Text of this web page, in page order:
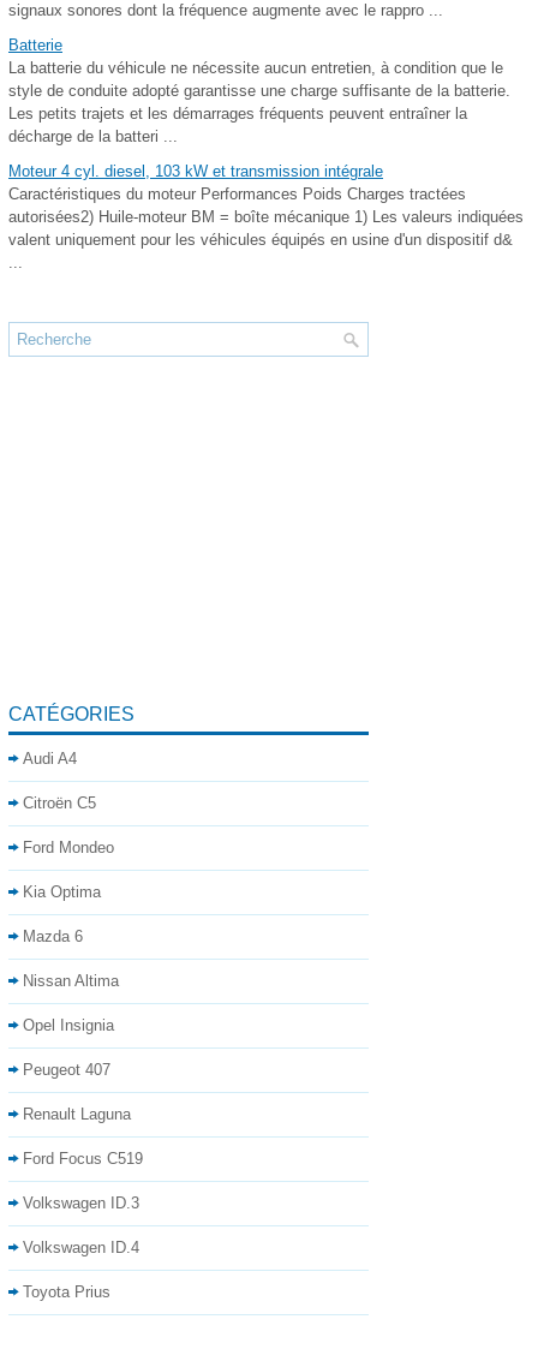
signaux sonores dont la fréquence augmente avec le rappro ...
Batterie
La batterie du véhicule ne nécessite aucun entretien, à condition que le
style de conduite adopté garantisse une charge suffisante de la batterie.
Les petits trajets et les démarrages fréquents peuvent entraîner la
décharge de la batteri ...
Moteur 4 cyl. diesel, 103 kW et transmission intégrale
Caractéristiques du moteur Performances Poids Charges tractées
autorisées2) Huile-moteur BM = boîte mécanique 1) Les valeurs indiquées
valent uniquement pour les véhicules équipés en usine d'un dispositif d&
...
CATÉGORIES
Audi A4
Citroën C5
Ford Mondeo
Kia Optima
Mazda 6
Nissan Altima
Opel Insignia
Peugeot 407
Renault Laguna
Ford Focus C519
Volkswagen ID.3
Volkswagen ID.4
Toyota Prius